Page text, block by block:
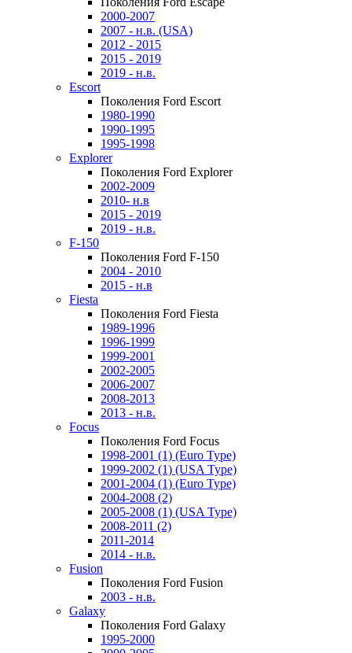
2000-2007
2007 - н.в. (USA)
2012 - 2015
2015 - 2019
2019 - н.в.
Escort
Поколения Ford Escort
1980-1990
1990-1995
1995-1998
Explorer
Поколения Ford Explorer
2002-2009
2010- н.в
2015 - 2019
2019 - н.в.
F-150
Поколения Ford F-150
2004 - 2010
2015 - н.в
Fiesta
Поколения Ford Fiesta
1989-1996
1996-1999
1999-2001
2002-2005
2006-2007
2008-2013
2013 - н.в.
Focus
Поколения Ford Focus
1998-2001 (1) (Euro Type)
1999-2002 (1) (USA Type)
2001-2004 (1) (Euro Type)
2004-2008 (2)
2005-2008 (1) (USA Type)
2008-2011 (2)
2011-2014
2014 - н.в.
Fusion
Поколения Ford Fusion
2003 - н.в.
Galaxy
Поколения Ford Galaxy
1995-2000